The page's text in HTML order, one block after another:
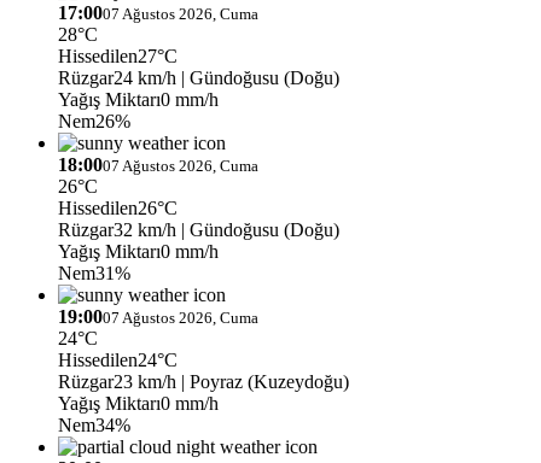
17:0007 Ağustos 2026, Cuma
28°C
Hissedilen27°C
Rüzgar24 km/h | Gündoğusu (Doğu)
Yağış Miktarı0 mm/h
Nem26%
18:0007 Ağustos 2026, Cuma
26°C
Hissedilen26°C
Rüzgar32 km/h | Gündoğusu (Doğu)
Yağış Miktarı0 mm/h
Nem31%
19:0007 Ağustos 2026, Cuma
24°C
Hissedilen24°C
Rüzgar23 km/h | Poyraz (Kuzeydoğu)
Yağış Miktarı0 mm/h
Nem34%